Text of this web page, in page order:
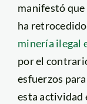
manifestó
ha
minería ilegal
por el
esfuerzos
esta actividad